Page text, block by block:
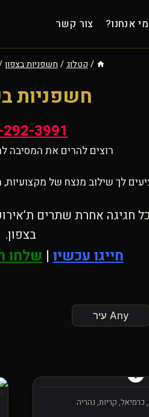
מי אנחנו? צור קשר
/ קטלוג/ חשפניות בצפון
חשפניות
3991
רוצים להרים את המסיבה
לך שילוב מנצח של
חגיגה אחרת שתרים
בצפון.
חייגו עכשיו | שלחו
כרמיאל, קריות, נהריה